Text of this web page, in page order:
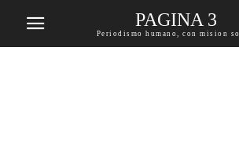
PAGINA 3
Periodismo humano, con mision